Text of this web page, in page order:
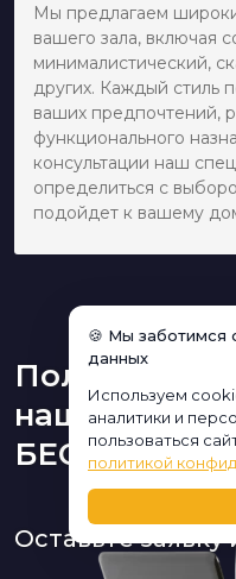
Мы предлагаем
вашего зала, включая
минималистический,
других. Каждый стиль
ваших предпочтений,
функционального
консультации наш
определиться с
подойдет к вашему
Получите
нашего
БЕСПЛАТНО:
Оставьте
🍪 Мы заботимся
данных
Используем
аналитики и
пользоваться
политикой